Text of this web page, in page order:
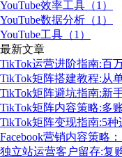
YouTube效率工具（1）
YouTube数据分析（1）
YouTube工具（1）
最新文章
TikTok运营进阶指南:百
TikTok矩阵搭建教程:从
TikTok矩阵避坑指南:新
TikTok矩阵内容策略:多
TikTok矩阵变现指南:5
Facebook营销内容策略
独立站运营客户留存:复